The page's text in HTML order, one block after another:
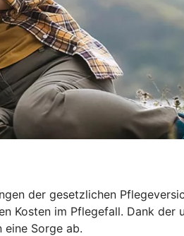
der gesetzlichen
Kosten im Pflegefall. Dank
eine Sorge ab.